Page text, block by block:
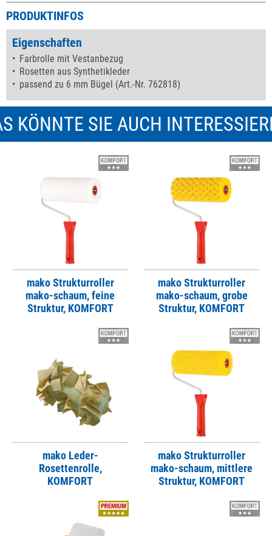
PRODUKTINFOS
Eigenschaften
Farbrolle mit Vestanbezug
Rosetten aus Synthetikleder
passend zu 6 mm Bügel (Art.-Nr. 762818)
KÖNNTE SIE AUCH
mako Strukturroller
mako-schaum, feine
Struktur, KOMFORT
mako Strukturroller
mako-schaum, grobe
Struktur, KOMFORT
mako Leder-
Rosettenrolle,
KOMFORT
mako Strukturroller
mako-schaum, mittlere
Struktur, KOMFORT